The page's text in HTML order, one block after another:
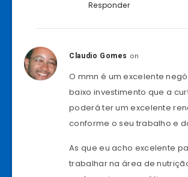
Responder
Claudio Gomes on
O mmn é um excelente
baixo investimento que a
poderá ter um excelente
conforme o seu trabalho e
As que eu acho excelente
trabalhar na área de